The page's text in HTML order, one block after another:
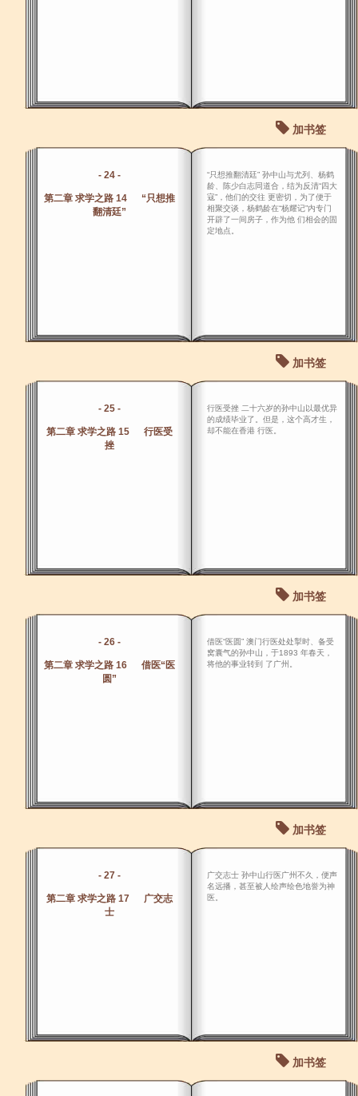
加书签
- 24 -
第二章 求学之路 14 “只想推
翻清廷”
“只想推翻清廷” 孙中山与尤列、杨鹤
龄、陈少白志同道合，结为反清“四大
寇”，他们的交往 更密切，为了便于
相聚交谈，杨鹤龄在“杨耀记”内专门
开辟了一间房子，作为他 们相会的固
定地点。
加书签
- 25 -
第二章 求学之路 15 行医受
挫
行医受挫 二十六岁的孙中山以最优异
的成绩毕业了。但是，这个高才生，
却不能在香港 行医。
加书签
- 26 -
第二章 求学之路 16 借医“医
圆”
借医“医圆” 澳门行医处处掣时、备受
窝囊气的孙中山，于1893 年春天，
将他的事业转到 了广州。
加书签
- 27 -
第二章 求学之路 17 广交志
士
广交志士 孙中山行医广州不久，便声
名远播，甚至被人绘声绘色地誉为神
医。
加书签